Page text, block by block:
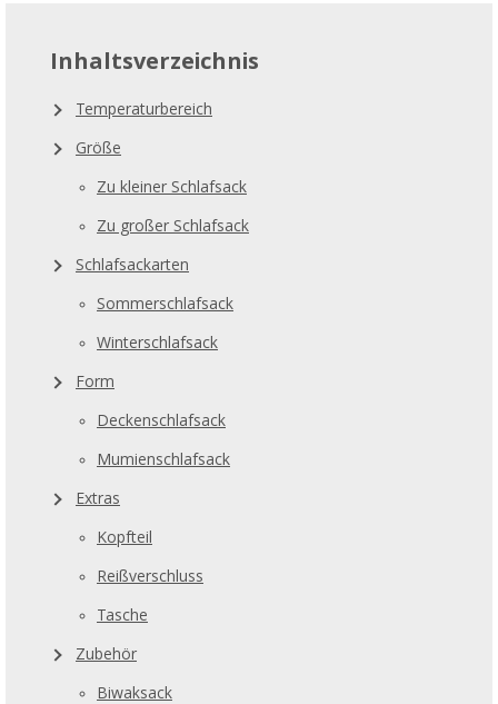
Inhaltsverzeichnis
Temperaturbereich
Größe
Zu kleiner Schlafsack
Zu großer Schlafsack
Schlafsackarten
Sommerschlafsack
Winterschlafsack
Form
Deckenschlafsack
Mumienschlafsack
Extras
Kopfteil
Reißverschluss
Tasche
Zubehör
Biwaksack